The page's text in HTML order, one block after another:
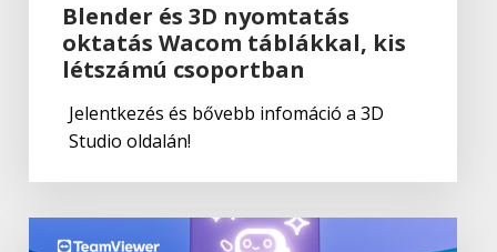
Blender és 3D nyomtatás
oktatás Wacom táblákkal, kis
létszámú csoportban
Jelentkezés és bővebb infomáció a 3D
Studio oldalán!